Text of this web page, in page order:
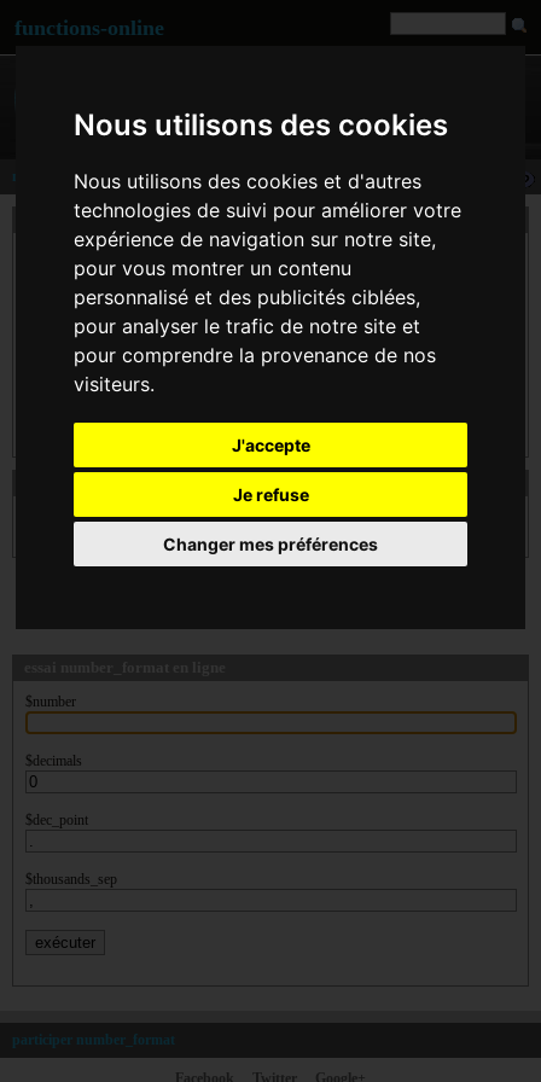
Nous utilisons des cookies
Nous utilisons des cookies et d'autres
technologies de suivi pour améliorer votre
expérience de navigation sur notre site,
pour vous montrer un contenu
personnalisé et des publicités ciblées,
pour analyser le trafic de notre site et
pour comprendre la provenance de nos
visiteurs.
J'accepte
Je refuse
Changer mes préférences
functions-online
number_format
description
Cette fonction accepte un, deux, ou quatre paramètres (et pas trois):
Si seul le paramètre $number est donné, il sera formaté sans partie décimale, mais
avec une virgule entre chaque millier.
Si les deux paramètres $number et decimals sont fournis, number sera formaté avec
$decimals décimales, un point (".") comme séparateur décimal et une virgule entre
chaque millier.
comme séparateur décimal, et $thousands_sep comme séparateur de milliers.
number_format( float $number [, int $decimals ] [, string $dec_point ] [,
string $thousands_sep ] )
$number
$decimals
$dec_point
$thousands_sep
participer number_format
Facebook Twitter Google+